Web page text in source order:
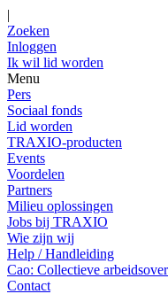
|
Zoeken
Inloggen
Ik wil lid worden
Menu
Pers
Sociaal fonds
Lid worden
TRAXIO-producten
Events
Voordelen
Partners
Milieu oplossingen
Jobs bij TRAXIO
Wie zijn wij
Help / Handleiding
Cao: Collectieve
Contact